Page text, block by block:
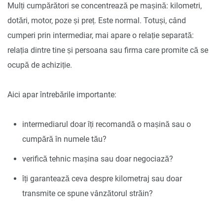
Mulți cumpărători se concentrează pe mașină: kilometri,
dotări, motor, poze și preț. Este normal. Totuși, când
cumperi prin intermediar, mai apare o relație separată:
relația dintre tine și persoana sau firma care promite că se
ocupă de achiziție.
Aici apar întrebările importante:
intermediarul doar îți recomandă o mașină sau o
cumpără în numele tău?
verifică tehnic mașina sau doar negociază?
îți garantează ceva despre kilometraj sau doar
transmite ce spune vânzătorul străin?